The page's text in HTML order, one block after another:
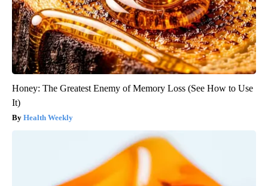
Honey: The Greatest Enemy of Memory Loss (See How to Use
It)
Health Weekly